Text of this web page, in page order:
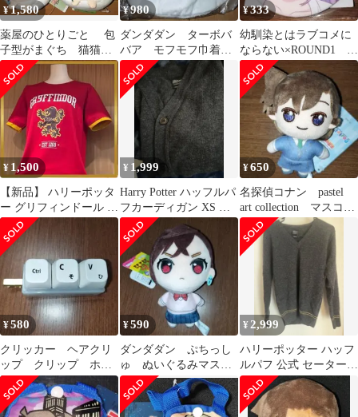
¥1,580
薬屋のひとりごと 包
子型がまぐち 猫猫
マオマオ 壬氏 がま
ぐち コインケース
¥980
ダンダダン ターボバ
バア モフモフ巾着
巾着 小物入れ ポー
チ 収納 推し活
¥333
幼馴染とはラブコメに
ならない×ROUND1 月
見るな ホログラム缶
バッジ 推し活
¥ 1,500
【新品】 ハリーポッタ
ー グリフィンドール Ｔ
シャツ Sサイズ USJ ユ
ニバ
¥ 1,999
Harry Potter ハッフルパ
フカーディガン XS 美
品 ※最終価格
¥650
名探偵コナン pastel
art collection マスコッ
ト 毛利蘭 推
¥580
クリッカー ヘアクリ
ップ クリップ ホワ
イト ボタンキーボー
ド キートップ型
¥590
ダンダダン ぷちっし
ゅ ぬいぐるみマスコ
ット 綾瀬桃 モモ
傘マーカー 推し活
¥2,999
ハリーポッター ハッフ
ルパフ 公式 セーター
※年内処分セール/美品